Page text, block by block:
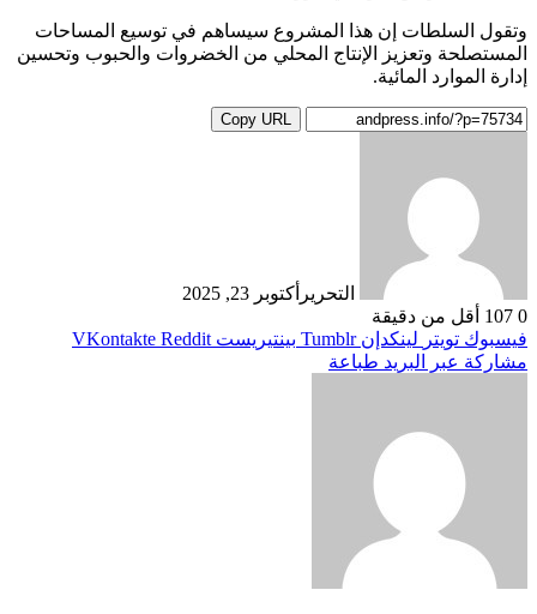
وتقول السلطات إن هذا المشروع سيساهم في توسيع المساحات
المستصلحة وتعزيز الإنتاج المحلي من الخضروات والحبوب وتحسين
إدارة الموارد المائية.
Copy URL
التحرير أكتوبر 23, 2025
0
أقل من دقيقة
فيسبوك تويتر لينكدإن بينتيريست
مشاركة عبر البريد طباعة